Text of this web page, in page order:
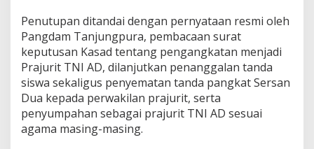
D
T
A
2
0
2
3
Penutupan ditandai dengan pernyataan resmi oleh
Pangdam Tanjungpura, pembacaan surat
keputusan Kasad tentang pengangkatan menjadi
Prajurit TNI AD, dilanjutkan penanggalan tanda
siswa sekaligus penyematan tanda pangkat Sersan
Dua kepada perwakilan prajurit, serta
penyumpahan sebagai prajurit TNI AD sesuai
agama masing-masing.